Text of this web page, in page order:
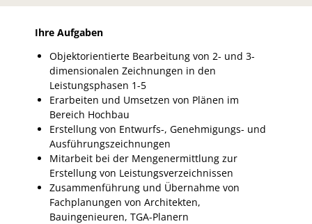
Ihre Aufgaben
Objektorientierte Bearbeitung von 2- und 3-
dimensionalen Zeichnungen in den
Leistungsphasen 1-5
Erarbeiten und Umsetzen von Plänen im
Bereich Hochbau
Erstellung von Entwurfs-, Genehmigungs- und
Ausführungszeichnungen
Mitarbeit bei der Mengenermittlung zur
Erstellung von Leistungsverzeichnissen
Zusammenführung und Übernahme von
Fachplanungen von Architekten,
Bauingenieuren, TGA-Planern